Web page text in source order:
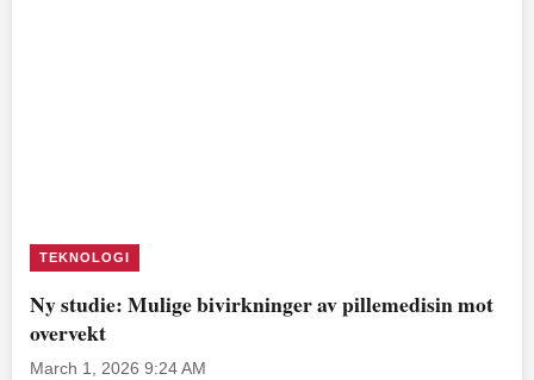
TEKNOLOGI
Ny studie: Mulige bivirkninger av pillemedisin mot
overvekt
March 1, 2026 9:24 AM